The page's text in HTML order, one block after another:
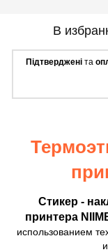
В
Підтверджені та
Стикер -
принтера
использованием